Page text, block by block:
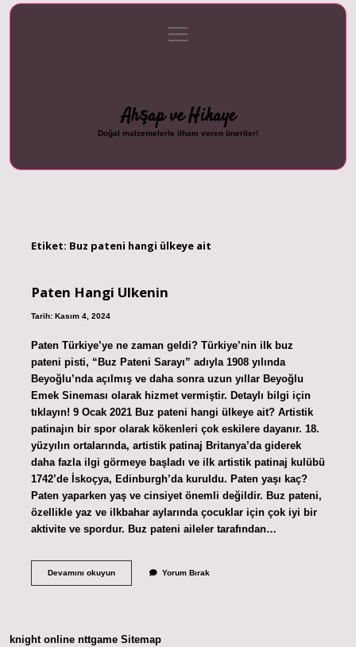
Gizlilik Politikası
menüyü
aç
Ahşap ve Hikaye
Doğal malzemelerle ilham veren öneriler!
Etiket: Buz pateni hangi ülkeye ait
Paten Hangi Ulkenin
Tarih: Kasım 4, 2024
Paten Türkiye’ye ne zaman geldi? Türkiye’nin ilk buz
pateni pisti, “Buz Pateni Sarayı” adıyla 1908 yılında
Beyoğlu’nda açılmış ve daha sonra uzun yıllar Beyoğlu
Emek Sineması olarak hizmet vermiştir. Detaylı bilgi için
tıklayın! 9 Ocak 2021 Buz pateni hangi ülkeye ait? Artistik
patinajın bir spor olarak kökenleri çok eskilere dayanır. 18.
yüzyılın ortalarında, artistik patinaj Britanya’da giderek
daha fazla ilgi görmeye başladı ve ilk artistik patinaj kulübü
1742’de İskoçya, Edinburgh’da kuruldu. Paten yaşı kaç?
Paten yaparken yaş ve cinsiyet önemli değildir. Buz pateni,
özellikle yaz ve ilkbahar aylarında çocuklar için çok iyi bir
aktivite ve spordur. Buz pateni aileler tarafından…
Devamını okuyunPaten
Yorum Bırak
knight online nttgame Sitemap